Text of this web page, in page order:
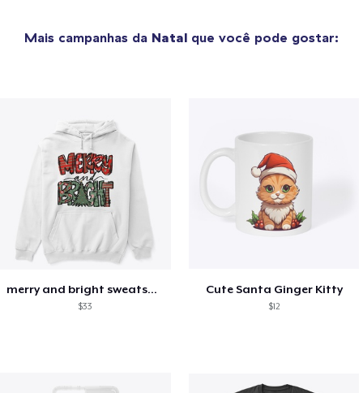
Mais campanhas da Natal que você pode gostar:
merry and bright sweatshirt christmas
$33
Cute Santa Ginger Kitty
$12